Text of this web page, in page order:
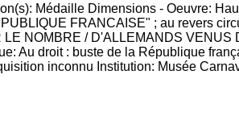
Médaille Dimensions - Oeuvre:
FRANCAISE" ; au revers
NOMBRE / D'ALLEMANDS VENUS
Au droit : buste de la République
inconnu Institution: Musée